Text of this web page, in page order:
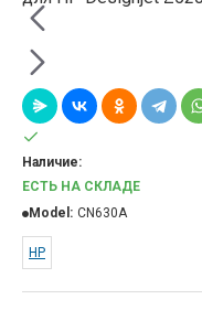
Наличие:
ЕСТЬ НА СКЛАДЕ
Model: CN630A
HP